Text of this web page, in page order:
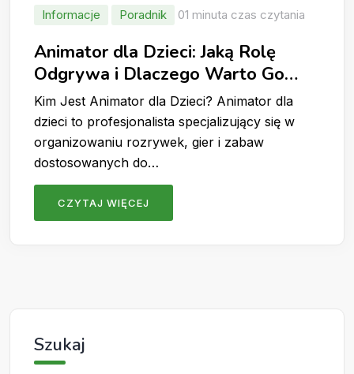
Informacje
Poradnik 01 minuta czas czytania
Animator dla Dzieci: Jaką Rolę
Odgrywa i Dlaczego Warto Go
Wynająć?
Kim Jest Animator dla Dzieci? Animator dla
dzieci to profesjonalista specjalizujący się w
organizowaniu rozrywek, gier i zabaw
dostosowanych do…
CZYTAJ WIĘCEJ
Szukaj